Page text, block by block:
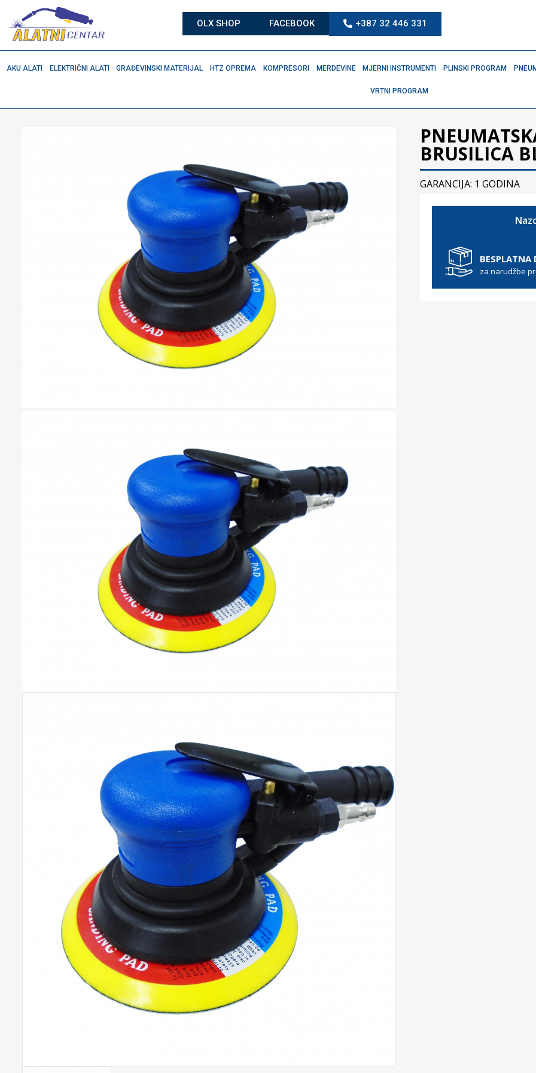
OLX SHOP FACEBOOK +387 32 446 331
AKU ALATI ELEKTRIČNI ALATI GRAĐEVINSKI MATERIJAL HTZ OPREMA KOMPRESORI MERDEVINE MJERNI INSTRUMENTI PLINSKI PROGRAM
VRTNI PROGRAM
BRUSILICA
GARANCIJA: 1 GODINA
BESPLATNA
za narudžbe